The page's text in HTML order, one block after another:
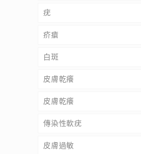
疣
疥瘡
白斑
皮膚乾癢
皮膚乾癢
傳染性軟疣
皮膚過敏